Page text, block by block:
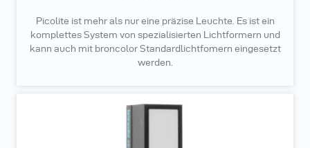
Picolite ist mehr als nur eine präzise Leuchte. Es ist ein
komplettes System von spezialisierten Lichtformern und
kann auch mit broncolor Standardlichtfomern eingesetzt
werden.